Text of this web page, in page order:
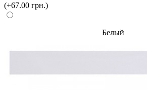
(+67.00 грн.)
Белый